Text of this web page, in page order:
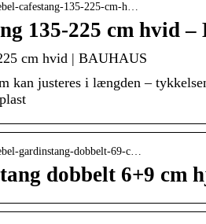
cafestang-135-225-cm-h…
135-225 cm hvid –
cm hvid | BAUHAUS
kan justeres i længden –
gardinstang-dobbelt-69-c…
dobbelt 6+9 cm